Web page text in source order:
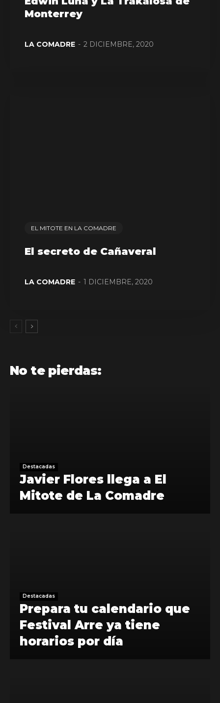
Monterrey
LA COMADRE - 2 DICIEMBRE, 2020
EL MITOTE EN LA COMADRE
El secreto de Cañaveral
LA COMADRE - 1 DICIEMBRE, 2020
No te pierdas:
Destacadas
Javier Flores llega a El
Mitote de La Comadre
Destacadas
Prepara tu calendario que
Festival Arre ya tiene
horarios por día